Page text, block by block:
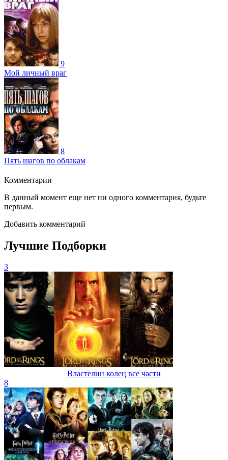
9
Мой личный враг
8
Пять шагов по облакам
Комментарии
В данный момент еще нет ни одного комментария, будьте
первым.
Добавить комментарий
Лучшие Подборки
3
Властелин колец все части
8